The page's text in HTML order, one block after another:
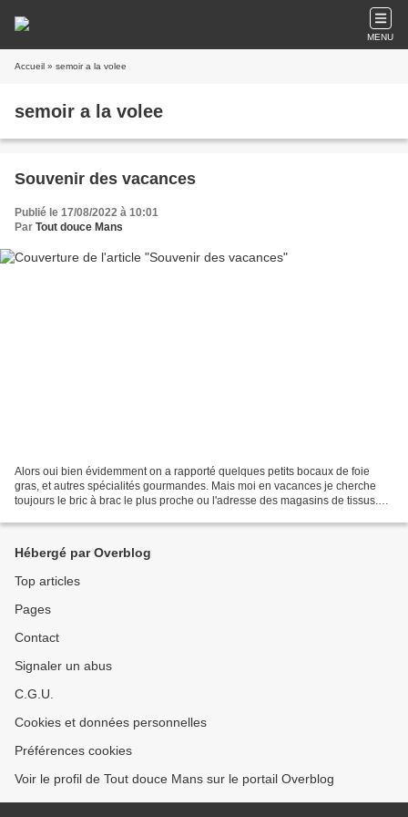
MENU
Accueil » semoir a la volee
semoir a la volee
Souvenir des vacances
Publié le 17/08/2022 à 10:01
Par Tout douce Mans
Alors oui bien évidemment on a rapporté quelques petits bocaux de foie
gras, et autres spécialités gourmandes. Mais moi en vacances je cherche
toujours le bric à brac le plus proche ou l'adresse des magasins de tissus.
Hébergé par Overblog
Top articles
Pages
Contact
Signaler un abus
C.G.U.
Cookies et données personnelles
Préférences cookies
Voir le profil de Tout douce Mans sur le portail Overblog